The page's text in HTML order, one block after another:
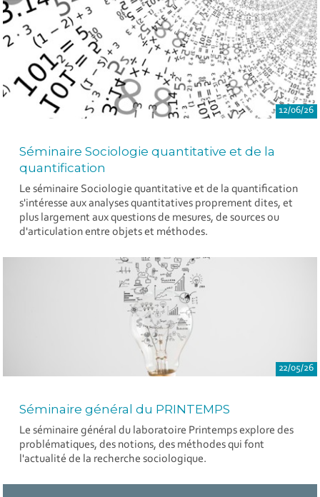
12/06/26
Séminaire Sociologie quantitative et de la
quantification
Le séminaire Sociologie quantitative et de la quantification
s'intéresse aux analyses quantitatives proprement dites, et
plus largement aux questions de mesures, de sources ou
d'articulation entre objets et méthodes.
22/05/26
Séminaire général du PRINTEMPS
Le séminaire général du laboratoire Printemps explore des
problématiques, des notions, des méthodes qui font
l'actualité de la recherche sociologique.